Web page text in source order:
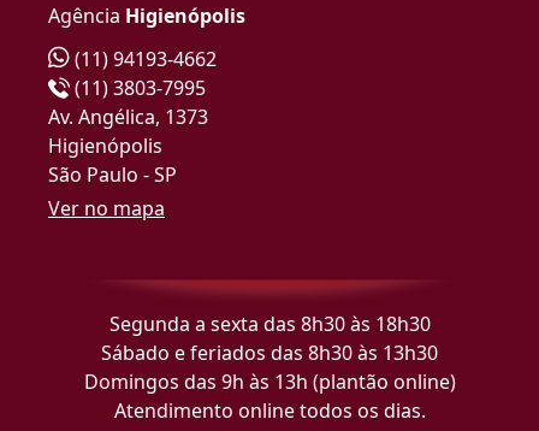
Agência Higienópolis
(11) 94193-4662
(11) 3803-7995
Av. Angélica, 1373
Higienópolis
São Paulo - SP
Ver no mapa
Segunda a sexta das 8h30 às 18h30
Sábado e feriados das 8h30 às 13h30
Domingos das 9h às 13h (plantão online)
Atendimento online todos os dias.